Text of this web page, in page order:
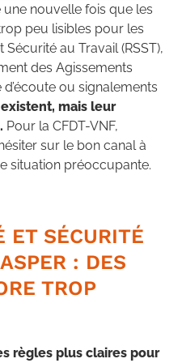
une nouvelle fois que les
peu lisibles pour les
au Travail (RSST),
des Agissements
d’écoute ou signalements
mais leur
Pour la CFDT-VNF,
sur le bon canal à
situation préoccupante.
ET SÉCURITÉ
: DES
TROP
règles plus claires pour